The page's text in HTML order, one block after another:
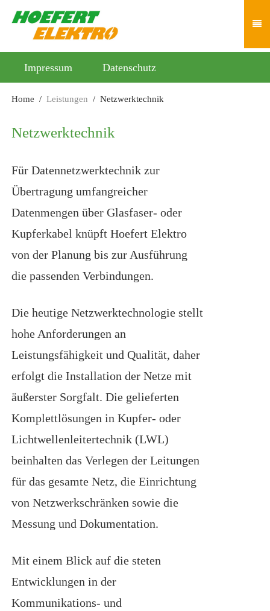
Impressum Datenschutz
Home Leistungen Netzwerktechnik
Netzwerktechnik
Für Datennetzwerktechnik zur
Übertragung umfangreicher
Datenmengen über Glasfaser- oder
Kupferkabel knüpft Hoefert Elektro
von der Planung bis zur Ausführung
die passenden Verbindungen.
Die heutige Netzwerktechnologie stellt
hohe Anforderungen an
Leistungsfähigkeit und Qualität, daher
erfolgt die Installation der Netze mit
äußerster Sorgfalt. Die gelieferten
Komplettlösungen in Kupfer- oder
Lichtwellenleitertechnik (LWL)
beinhalten das Verlegen der Leitungen
für das gesamte Netz, die Einrichtung
von Netzwerkschränken sowie die
Messung und Dokumentation.
Mit einem Blick auf die steten
Entwicklungen in der
Kommunikations- und